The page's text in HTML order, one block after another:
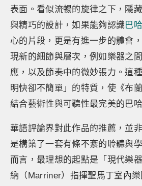
表面。看似流暢的旋律之下，隱
與精巧的設計，如果能夠認識巴
心的片段，更是有進一步的體會
現新的細節與層次，例如樂器之
應，以及節奏中的微妙張力。這
明快卻不簡單」的特質，使《布
結合藝術性與可聽性最完美的巴
華語評論界對此作品的推薦，並
是構築了一套有條不紊的聆聽與
而言，最理想的起點是「現代樂
納（Marriner）指揮聖馬丁室內